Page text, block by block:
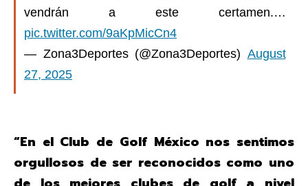
vendrán a este certamen.…
pic.twitter.com/9aKpMicCn4
— Zona3Deportes (@Zona3Deportes) August
27, 2025
“En el Club de Golf México nos sentimos
orgullosos de ser reconocidos como uno